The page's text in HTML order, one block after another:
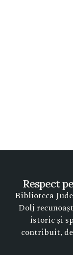
Respect
Biblioteca
Dolj
istoric și
contribuit,